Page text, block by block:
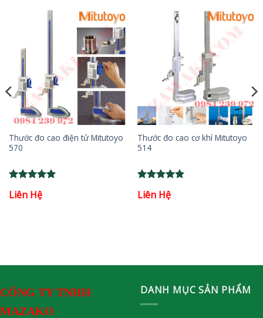
Thước đo cao điện tử Mitutoyo
570
out of 5
Liên Hệ
Thước đo cao cơ khí Mitutoyo
514
out of 5
Liên Hệ
CÔNG TY TNHH
MAZAKO
DANH MỤC SẢN PHẨM